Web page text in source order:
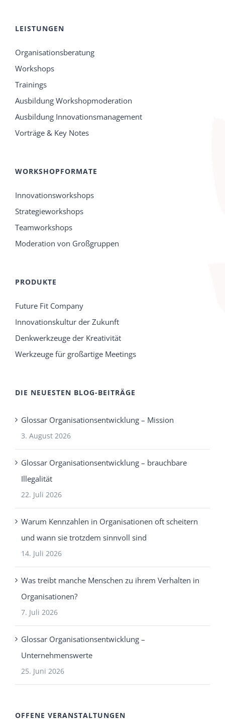
LEISTUNGEN
Organisationsberatung
Workshops
Trainings
Ausbildung Workshopmoderation
Ausbildung Innovationsmanagement
Vorträge & Key Notes
WORKSHOPFORMATE
Innovationsworkshops
Strategieworkshops
Teamworkshops
Moderation von Großgruppen
PRODUKTE
Future Fit Company
Innovationskultur der Zukunft
Denkwerkzeuge der Kreativität
Werkzeuge für großartige Meetings
DIE NEUESTEN BLOG-BEITRÄGE
Glossar Organisationsentwicklung – Mission
3. August 2026
Glossar Organisationsentwicklung – brauchbare
Illegalität
22. Juli 2026
Warum Kennzahlen in Organisationen oft scheitern
und wann sie trotzdem sinnvoll sind
14. Juli 2026
Was treibt manche Menschen zu ihrem Verhalten in
Organisationen?
7. Juli 2026
Glossar Organisationsentwicklung –
Unternehmenswerte
25. Juni 2026
OFFENE VERANSTALTUNGEN